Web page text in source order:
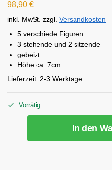
98,90 €
inkl. MwSt. zzgl. Versandkosten
5 verschiede Figuren
3 stehende und 2 sitzende
gebeizt
Höhe ca. 7cm
Lieferzeit: 2-3 Werktage
Vorrätig
In den